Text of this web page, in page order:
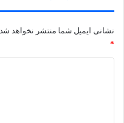
نشانی ایمیل شما منتشر نخواهد شد.
*